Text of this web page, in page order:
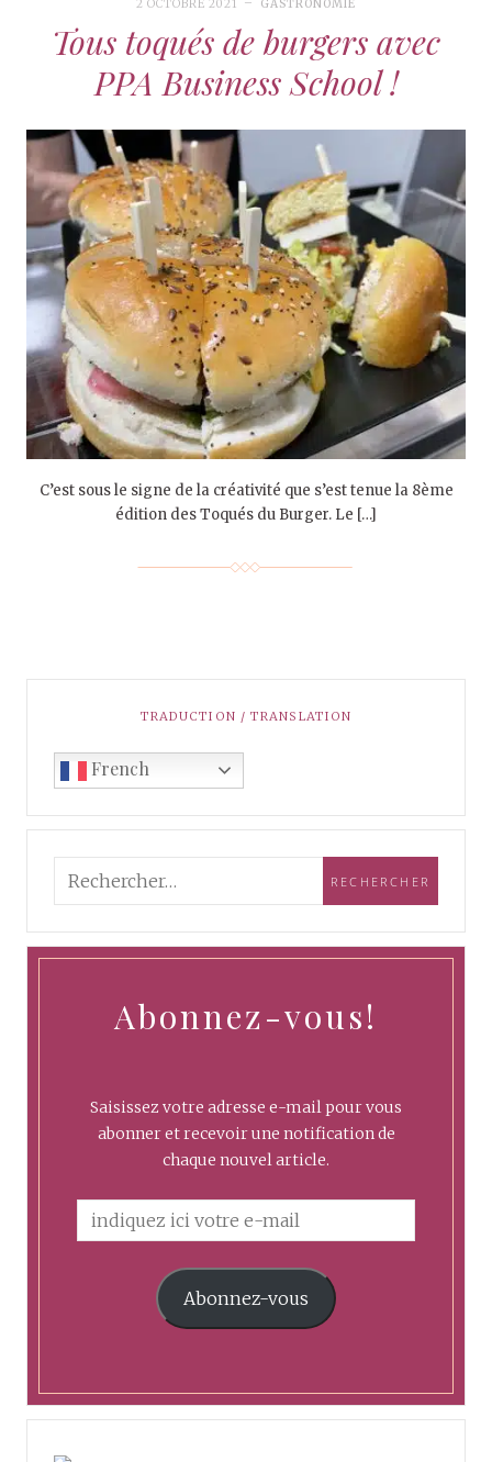
2 OCTOBRE 2021 GASTRONOMIE
Tous toqués de burgers avec
PPA Business School !
C’est sous le signe de la créativité que s’est tenue la 8ème
édition des Toqués du Burger. Le […]
TRADUCTION / TRANSLATION
French
Abonnez-vous!
Saisissez votre adresse e-mail pour vous
abonner et recevoir une notification de
chaque nouvel article.
Abonnez-vous